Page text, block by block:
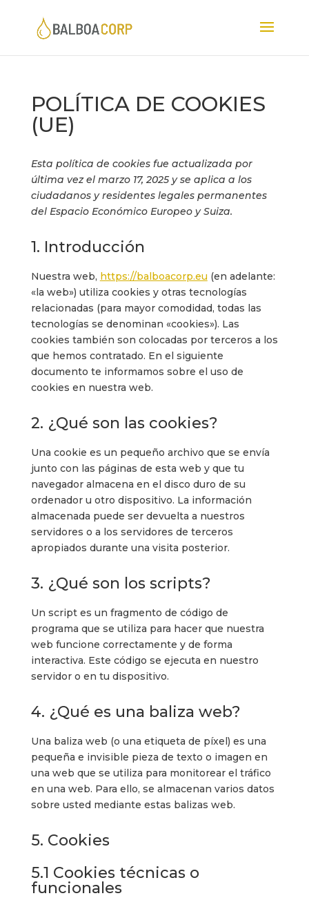
POLÍTICA DE COOKIES
(UE)
Esta política de cookies fue actualizada por
última vez el marzo 17, 2025 y se aplica a los
ciudadanos y residentes legales permanentes
del Espacio Económico Europeo y Suiza.
1. Introducción
Nuestra web, https://balboacorp.eu (en adelante:
«la web») utiliza cookies y otras tecnologías
relacionadas (para mayor comodidad, todas las
tecnologías se denominan «cookies»). Las
cookies también son colocadas por terceros a los
que hemos contratado. En el siguiente
documento te informamos sobre el uso de
cookies en nuestra web.
2. ¿Qué son las cookies?
Una cookie es un pequeño archivo que se envía
junto con las páginas de esta web y que tu
navegador almacena en el disco duro de su
ordenador u otro dispositivo. La información
almacenada puede ser devuelta a nuestros
servidores o a los servidores de terceros
apropiados durante una visita posterior.
3. ¿Qué son los scripts?
Un script es un fragmento de código de
programa que se utiliza para hacer que nuestra
web funcione correctamente y de forma
interactiva. Este código se ejecuta en nuestro
servidor o en tu dispositivo.
4. ¿Qué es una baliza web?
Una baliza web (o una etiqueta de píxel) es una
pequeña e invisible pieza de texto o imagen en
una web que se utiliza para monitorear el tráfico
en una web. Para ello, se almacenan varios datos
sobre usted mediante estas balizas web.
5. Cookies
5.1 Cookies técnicas o
funcionales